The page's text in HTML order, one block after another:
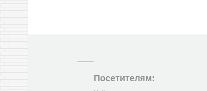
Посетителям: